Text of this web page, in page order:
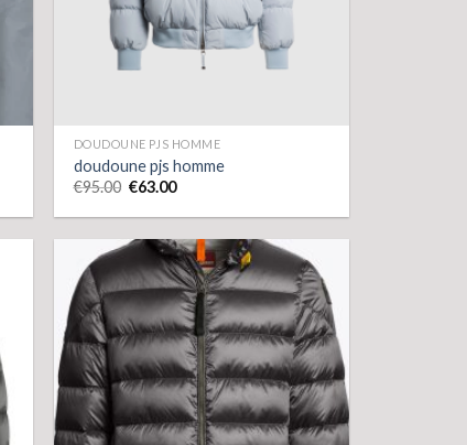
DOUDOUNE PJS HOMME
doudoune pjs homme
€95.00 €63.00